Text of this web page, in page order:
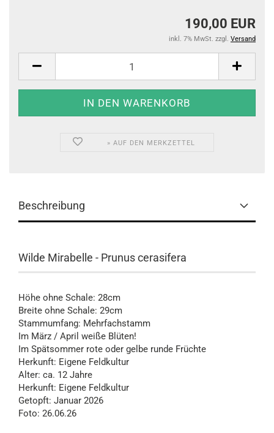
190,00 EUR
inkl. 7% MwSt. zzgl. Versand
» AUF DEN MERKZETTEL
Beschreibung
Wilde Mirabelle - Prunus cerasifera
Höhe ohne Schale: 28cm
Breite ohne Schale: 29cm
Stammumfang: Mehrfachstamm
Im März / April weiße Blüten!
Im Spätsommer rote oder gelbe runde Früchte
Herkunft: Eigene Feldkultur
Alter: ca. 12 Jahre
Herkunft: Eigene Feldkultur
Getopft: Januar 2026
Foto: 26.06.26